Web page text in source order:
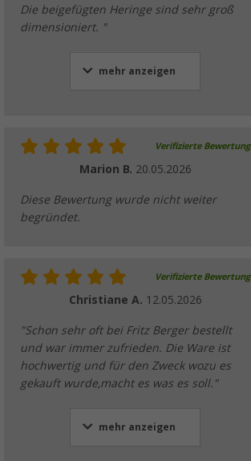
Die beigefügten Heringe sind sehr groß
dimensioniert. "
mehr anzeigen
Verifizierte Bewertung
Marion B. 20.05.2026
Diese Bewertung wurde nicht weiter
begründet.
Verifizierte Bewertung
Christiane A. 12.05.2026
"Schon sehr oft bei Fritz Berger bestellt
und war immer zufrieden. Die Ware ist
hochwertig und für den Zweck wozu es
gekauft wurde,macht es was es soll."
mehr anzeigen